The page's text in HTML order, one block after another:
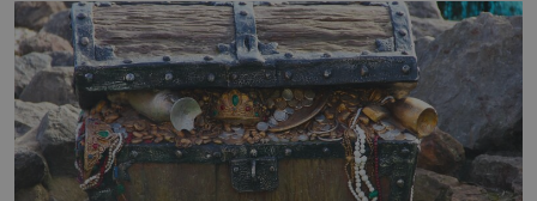
Slavkovský les asi sedm kilometrů od Sokolova se
vypíná tajemná přes osm set m